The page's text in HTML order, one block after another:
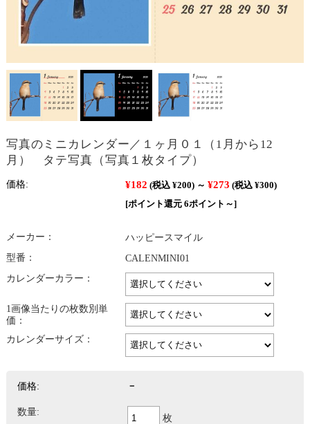
写真のミニカレンダー／１ヶ月０１（1月から12
月） タテ写真（写真１枚タイプ）
価格: ¥182 (税込 ¥200) ～ ¥273 (税込 ¥300)
[ポイント還元 6ポイント～]
メーカー：
ハッピースマイル
型番：
CALENMINI01
カレンダーカラー：
1画像当たりの枚数別単
価：
カレンダーサイズ：
価格: －
数量:
枚